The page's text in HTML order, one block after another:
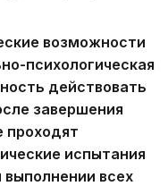
возможности
психологическая
действовать
завершения
проходят
испытания
всех